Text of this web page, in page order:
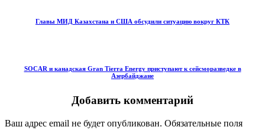
Главы МИД Казахстана и США обсудили ситуацию вокруг КТК
SOCAR и канадская Gran Tierra Energy приступают к сейсморазведке в
Азербайджане
Добавить комментарий
Ваш адрес email не будет опубликован. Обязательные поля